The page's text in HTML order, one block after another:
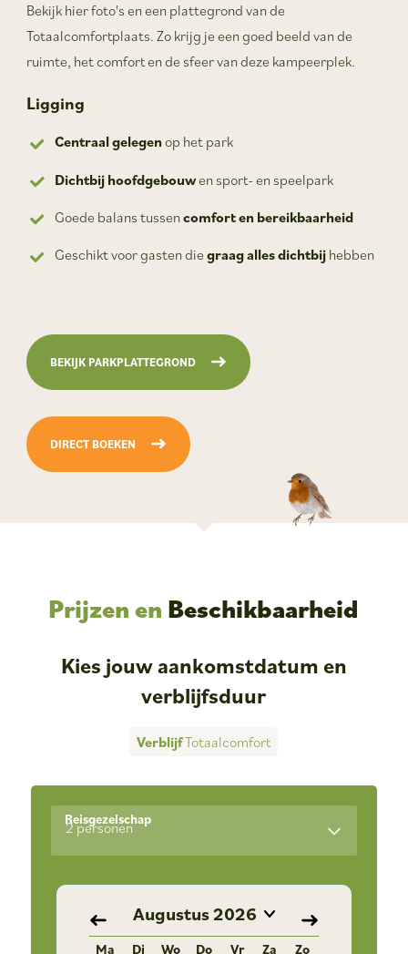
Bekijk hier foto's en een plattegrond van de
Totaalcomfortplaats. Zo krijg je een goed beeld van de
ruimte, het comfort en de sfeer van deze kampeerplek.
Ligging
Centraal gelegenop het park
Dichtbij hoofdgebouwen sport- en speelpark
Goede balans tussencomfort en bereikbaarheid
Geschikt voor gasten diegraag alles dichtbij hebben
BEKIJK PARKPLATTEGROND
DIRECT BOEKEN
Prijzen en Beschikbaarheid
Kies jouw aankomstdatum en
verblijfsduur
VerblijfTotaalcomfort
Reisgezelschap
2 personen
Augustus2026
Ma Di Wo Do Vr Za Zo